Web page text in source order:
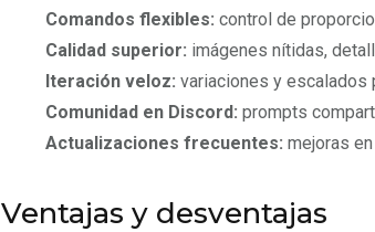
Comandos flexibles: control de
Calidad superior: imágenes nítidas,
Iteración veloz: variaciones y escalados
Comunidad en Discord: prompts
Actualizaciones frecuentes: mejoras
Ventajas y desventajas